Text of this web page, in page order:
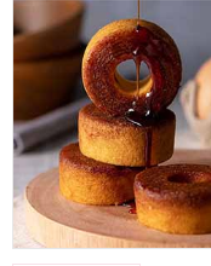
森の庭 焦がしキャラ